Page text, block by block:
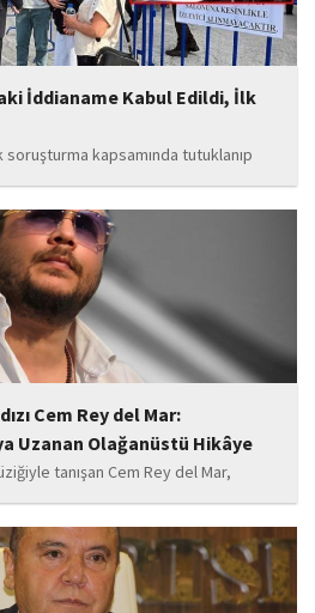
İddianame Kabul Edildi, İlk
kapsamında tutuklanıp
uzaklaştırılan Tanju Özcan’ın da
19 sanığın yargılandığı dava
Cem Rey del Mar:
Uzanan Olağanüstü Hikâye
tanışan Cem Rey del Mar,
atmosferinden etkilenerek
Saatler süren disiplinli çalışmalar,
tutkusu, onu kısa...